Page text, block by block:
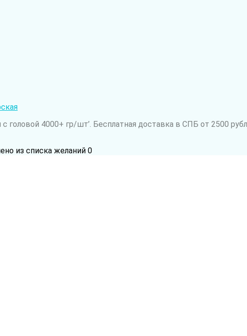
4000+ гр/шт’. Бесплатная доставка в СПБ от 2500
из списка желаний 0